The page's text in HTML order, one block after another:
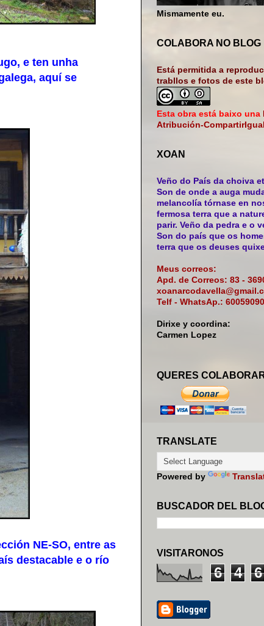
e ten unha
aquí se
NE-SO, entre as
destacable e o río
Mismamente eu.
COLABORA NO BLOG
Está permitida a
trabllos e fotos de este
Esta obra está baixo una
Atribución-
XOAN
Veño do País da choiva
Son de onde a auga
melancolía tórnase en
fermosa terra que a
parir. Veño da pedra e o
Son do país que os
terra que os deuses
Meus correos:
Apd. de Correos: 83 -
Telf - WhatsAp.:
Dirixe y coordina:
Carmen Lopez
QUERES
TRANSLATE
Powered by
BUSCADOR DEL
VISITARONOS
6 4 6